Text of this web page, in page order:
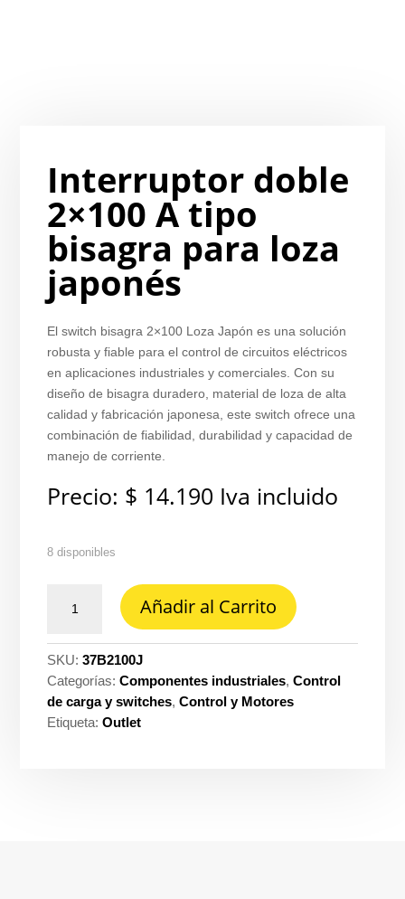
Interruptor doble
2×100 A tipo
bisagra para loza
japonés
El switch bisagra 2×100 Loza Japón es una solución
robusta y fiable para el control de circuitos eléctricos
en aplicaciones industriales y comerciales. Con su
diseño de bisagra duradero, material de loza de alta
calidad y fabricación japonesa, este switch ofrece una
combinación de fiabilidad, durabilidad y capacidad de
manejo de corriente.
Precio: $ 14.190 Iva incluido
8 disponibles
doble
A
tipo
bisagra
para
Añadir al Carrito
SKU:37B2100J
Categorías:Componentes industriales,Control
de carga y switches,Control y Motores
Etiqueta:Outlet